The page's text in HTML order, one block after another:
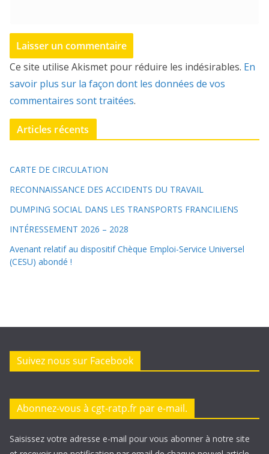
Ce site utilise Akismet pour réduire les indésirables. En
savoir plus sur la façon dont les données de vos
commentaires sont traitées.
Articles récents
CARTE DE CIRCULATION
RECONNAISSANCE DES ACCIDENTS DU TRAVAIL
DUMPING SOCIAL DANS LES TRANSPORTS FRANCILIENS
INTÉRESSEMENT 2026 – 2028
Avenant relatif au dispositif Chèque Emploi-Service Universel
(CESU) abondé !
Suivez nous sur Facebook
Abonnez-vous à cgt-ratp.fr par e-mail.
Saisissez votre adresse e-mail pour vous abonner à notre site